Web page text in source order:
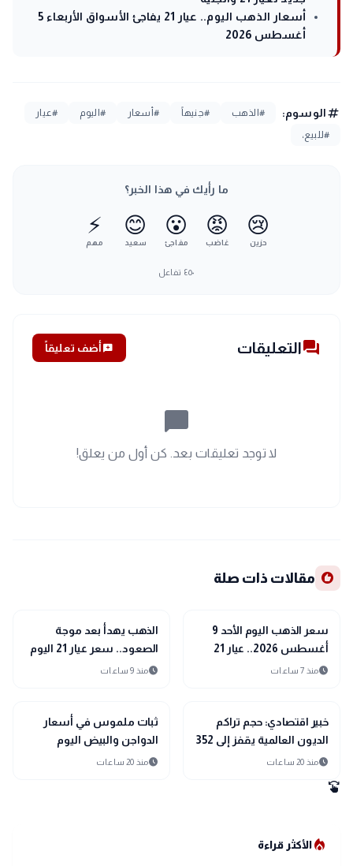
أسعار الذهب اليوم.. عيار 21 يفاجئ الأسواق الأربعاء 5
أغسطس 2026
tagالوسوم: #الذهب #جنيهاً #أسعار #اليوم
#عيار
#للبيع،
ما رأيك في هذا الخبر؟
😢
حزين
😡
غاضب
😮
مفاجئ
😊
سعيد
⚡
مهم
٤٥٠ تفاعل
forumالتعليقات add_commentأضف تعليقاً
chat_bubble_outline
لا توجد تعليقات بعد. كن أول من يعلق!
recommend مقالات ذات صلة
trending_up
اقتصاد
سعر الذهب اليوم الأحد 9
أغسطس 2026.. عيار 21
يفاجئ الأسواق
scheduleمنذ 7 ساعات
trending_up
اقتصاد
الذهب يهدأ بعد موجة
الصعود.. سعر عيار 21 اليوم
السبت 8 أغسطس 2026
scheduleمنذ 9 ساعات
trending_up
اقتصاد
خبير اقتصادي: حجم تراكم
الديون العالمية يقفز إلى 352
تريليون دولار وسط
scheduleمنذ 20 ساعات
trending_up
اقتصاد
ثبات ملموس في أسعار
الدواجن والبيض اليوم
السبت بالتزامن مع وفرة
scheduleمنذ 20 ساعات
swipe
local_fire_departmentالأكثر قراءة